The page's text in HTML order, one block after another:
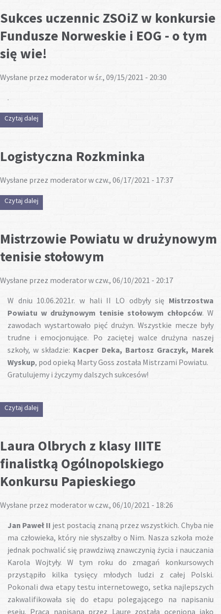
Sukces uczennic ZSOiZ w konkursie
Fundusze Norweskie i EOG - o tym
się wie!
Wysłane przez moderatorw śr., 09/15/2021 - 20:30
.
Czytaj dalej
Norweskie i EOG - o tym się wie!
Logistyczna Rozkminka
Wysłane przez moderatorw czw., 06/17/2021 - 17:37
Czytaj dalej
Mistrzowie Powiatu w drużynowym
tenisie stołowym
Wysłane przez moderatorw czw., 06/10/2021 - 20:17
W dniu 10.06.2021r. w hali II LO odbyły się Mistrzostwa
Powiatu w drużynowym tenisie stołowym chłopców. W
zawodach wystartowało pięć drużyn. Wszystkie mecze były
trudne i emocjonujące. Po zaciętej walce drużyna naszej
szkoły, w składzie: Kacper Deka, Bartosz Graczyk, Marek
Wyskup, pod opieką Marty Goss została Mistrzami Powiatu.
Gratulujemy i życzymy dalszych sukcesów!
Czytaj dalej
Laura Olbrych z klasy IIITE
finalistką Ogólnopolskiego
Konkursu Papieskiego
Wysłane przez moderatorw czw., 06/10/2021 - 18:26
Jan Paweł II jest postacią znaną przez wszystkich. Chyba nie
ma człowieka, który nie słyszałby o Nim. Nasza szkoła może
jednak pochwalić się prawdziwą znawczynią życia i nauczania
Karola Wojtyły. W tym roku do zmagań konkursowych
przystąpiło kilka tysięcy młodych ludzi z całej Polski.
Pokonali dwa etapy testu internetowego, setka najlepszych
zakwalifikowała się do etapu polegającego na napisaniu
eseju. Praca napisana przez Laurę została oceniona jako